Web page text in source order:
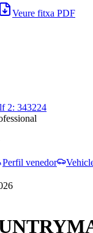
Veure fitxa PDF
2: 343224
Perfil venedor